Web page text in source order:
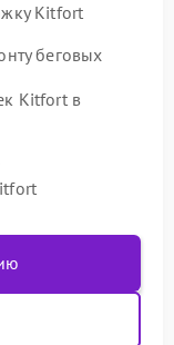
Kitfort
беговых
Kitfort в